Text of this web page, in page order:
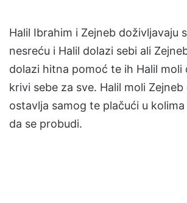
Halil Ibrahim i Zejneb doživljavaju
nesreću i Halil dolazi sebi ali
dolazi hitna pomoć te ih Halil moli
krivi sebe za sve. Halil moli Zejneb
ostavlja samog te plačući u
da se probudi.